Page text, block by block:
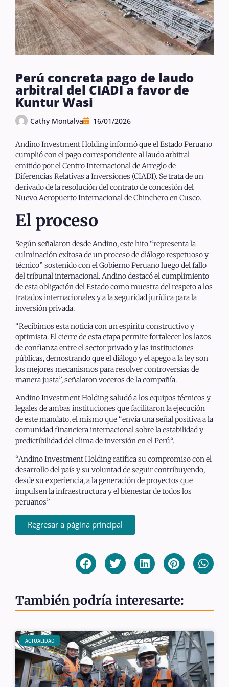
Perú concreta pago de laudo
arbitral del CIADI a favor de
Kuntur Wasi
Cathy Montalva 16/01/2026
Andino Investment Holding informó que el Estado Peruano
cumplió con el pago correspondiente al laudo arbitral
emitido por el Centro Internacional de Arreglo de
Diferencias Relativas a Inversiones (CIADI). Se trata de un
derivado de la resolución del contrato de concesión del
Nuevo Aeropuerto Internacional de Chinchero en Cusco.
El proceso
Según señalaron desde Andino, este hito “representa la
culminación exitosa de un proceso de diálogo respetuoso y
técnico” sostenido con el Gobierno Peruano luego del fallo
del tribunal internacional. Andino destacó el cumplimiento
de esta obligación del Estado como muestra del respeto a los
tratados internacionales y a la seguridad jurídica para la
inversión privada.
“Recibimos esta noticia con un espíritu constructivo y
optimista. El cierre de esta etapa permite fortalecer los lazos
de confianza entre el sector privado y las instituciones
públicas, demostrando que el diálogo y el apego a la ley son
los mejores mecanismos para resolver controversias de
manera justa”, señalaron voceros de la compañía.
Andino Investment Holding saludó a los equipos técnicos y
legales de ambas instituciones que facilitaron la ejecución
de este mandato, el mismo que “envía una señal positiva a la
comunidad financiera internacional sobre la estabilidad y
predictibilidad del clima de inversión en el Perú“.
“Andino Investment Holding ratifica su compromiso con el
desarrollo del país y su voluntad de seguir contribuyendo,
desde su experiencia, a la generación de proyectos que
impulsen la infraestructura y el bienestar de todos los
peruanos”
Regresar a página principal
También podría interesarte:
ACTUALIDAD